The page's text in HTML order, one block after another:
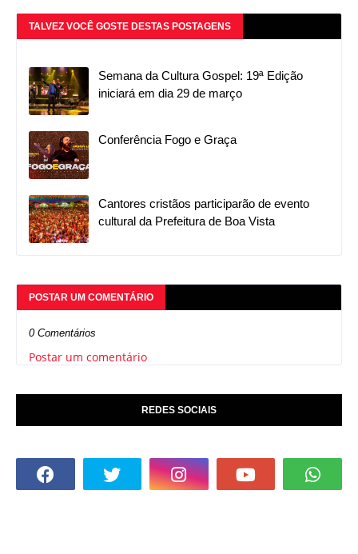
TALVEZ VOCÊ GOSTE DESTAS POSTAGENS
Semana da Cultura Gospel: 19ª Edição
iniciará em dia 29 de março
Conferência Fogo e Graça
Cantores cristãos participarão de evento
cultural da Prefeitura de Boa Vista
POSTAR UM COMENTÁRIO
0 Comentários
Postar um comentário
REDES SOCIAIS